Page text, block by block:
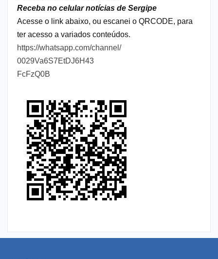
Receba no celular notícias de Sergipe
Acesse o link abaixo, ou escanei o QRCODE, para
ter acesso a variados conteúdos.
https://whatsapp.com/channel/
0029Va6S7EtDJ6H43
FcFzQ0B